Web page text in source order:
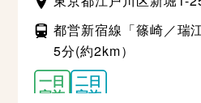
都営新宿線「篠崎／瑞
5分(約2km）